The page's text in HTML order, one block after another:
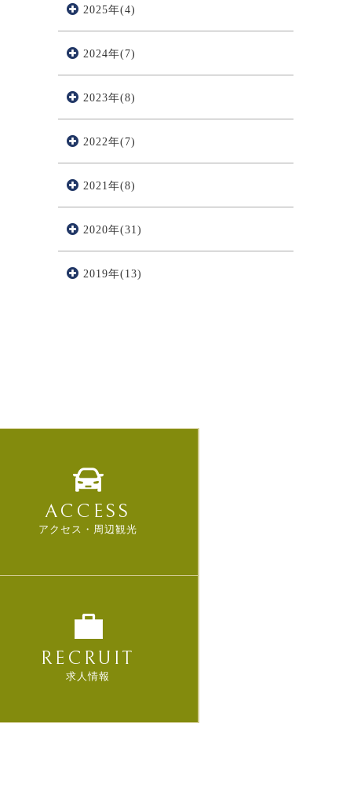
2025年(4)
2024年(7)
2023年(8)
2022年(7)
2021年(8)
2020年(31)
2019年(13)
ACCESS
アクセス・周辺観光
RECRUIT
求人情報